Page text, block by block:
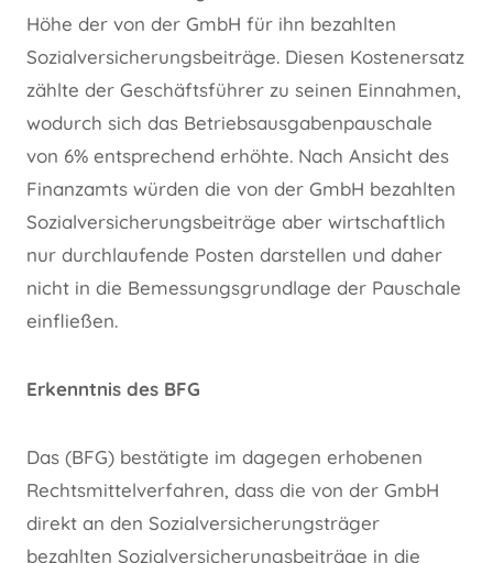
Höhe der von der GmbH für ihn bezahlten
Sozialversicherungsbeiträge. Diesen Kostenersatz
zählte der Geschäftsführer zu seinen Einnahmen,
wodurch sich das Betriebsausgabenpauschale
von 6% entsprechend erhöhte. Nach Ansicht des
Finanzamts würden die von der GmbH bezahlten
Sozialversicherungsbeiträge aber wirtschaftlich
nur durchlaufende Posten darstellen und daher
nicht in die Bemessungsgrundlage der Pauschale
einfließen.
Erkenntnis des BFG
Das (BFG) bestätigte im dagegen erhobenen
Rechtsmittelverfahren, dass die von der GmbH
direkt an den Sozialversicherungsträger
bezahlten Sozialversicherungsbeiträge in die